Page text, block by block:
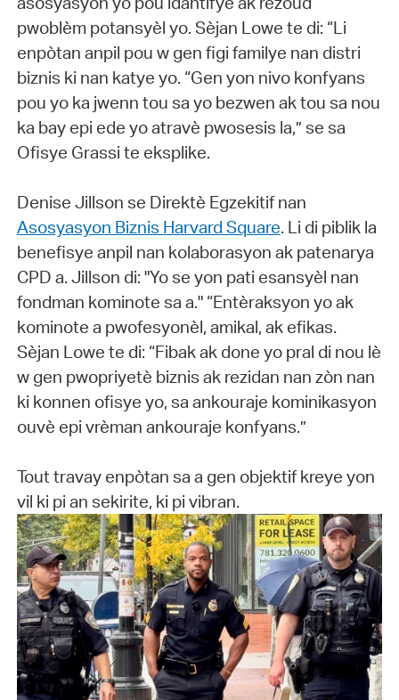
pwoblèm potansyèl yo. Sèjan Lowe te di: “Li
enpòtan anpil pou w gen figi familye nan distri
biznis ki nan katye yo. “Gen yon nivo konfyans
pou yo ka jwenn tou sa yo bezwen ak tou sa nou
ka bay epi ede yo atravè pwosesis la,” se sa
Ofisye Grassi te eksplike.
Denise Jillson se Direktè Egzekitif nan
Asosyasyon Biznis Harvard Square. Li di piblik la
benefisye anpil nan kolaborasyon ak patenarya
CPD a. Jillson di: "Yo se yon pati esansyèl nan
fondman kominote sa a." “Entèraksyon yo ak
kominote a pwofesyonèl, amikal, ak efikas.
Sèjan Lowe te di: “Fibak ak done yo pral di nou lè
w gen pwopriyetè biznis ak rezidan nan zòn nan
ki konnen ofisye yo, sa ankouraje kominikasyon
ouvè epi vrèman ankouraje konfyans.”
Tout travay enpòtan sa a gen objektif kreye yon
vil ki pi an sekirite, ki pi vibran.